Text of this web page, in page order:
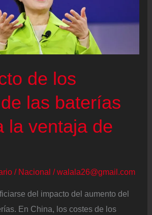
de los
las baterías
la ventaja de
/ Nacional /walala26@gmail.com
del impacto del aumento del
En China, los costes de los